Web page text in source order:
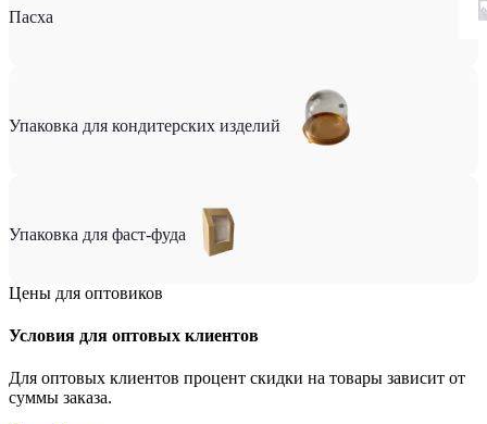
Пасха
Упаковка для кондитерских изделий
Упаковка для фаст-фуда
Цены для оптовиков
Условия для оптовых клиентов
Для оптовых клиентов процент скидки на товары зависит от
суммы заказа.